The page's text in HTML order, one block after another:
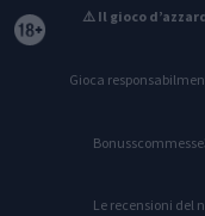
⚠️ Il gioco
Gioca
Le recensioni del